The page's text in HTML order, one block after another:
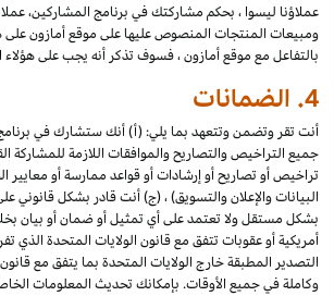
عملاؤنا ليسوا ، بحكم مشاركتك في برنامج المشاركين،
ومبيعات المنتجات المنصوص عليها على موقع أمازون على
بالتفاعل مع موقع أمازون ، فسوف تذكر أنه يجب على هؤلاء
4. الضمانات
أنت تقر وتضمن وتتعهد بما يلي: (أ) أنك ستشارك في
جميع التراخيص والتصاريح والموافقات اللازمة للمشاركة
تراخيص أو تصاريح أو إرشادات أو قواعد ممارسة أو معايير
البيانات والإعلان والتسويق) ، (ج) أنت قادر بشكل
بشكل مستقل ولا تعتمد على أي تمثيل أو ضمان أو بيان
أمريكية أو عقوبات تتفق مع قانون الولايات المتحدة
التصدير المطبقة خارج الولايات المتحدة بما يتفق مع
وكاملة في جميع الأوقات. بإمكانك تحديث المعلومات